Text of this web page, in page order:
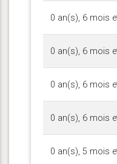
0 an(s), 6 mois
0 an(s), 6 mois
0 an(s), 6 mois
0 an(s), 6 mois
0 an(s), 5 mois